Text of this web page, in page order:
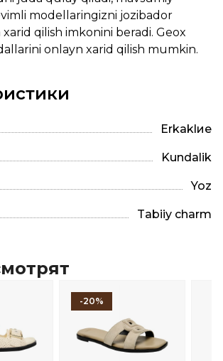
modellaringizni jozibador
qilish imkonini beradi. Geox
onlayn xarid qilish mumkin.
Erkaklие
Kundalik
Yoz
Tabiiy charm
-20%